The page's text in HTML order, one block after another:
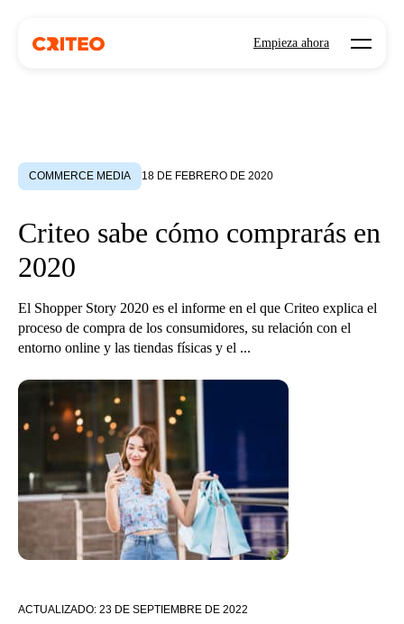
Empieza ahora Open
COMMERCE MEDIA 18 DE FEBRERO DE 2020
Criteo sabe cómo comprarás en
2020
El Shopper Story 2020 es el informe en el que Criteo explica el
proceso de compra de los consumidores, su relación con el
entorno online y las tiendas físicas y el ...
ACTUALIZADO: 23 DE SEPTIEMBRE DE 2022